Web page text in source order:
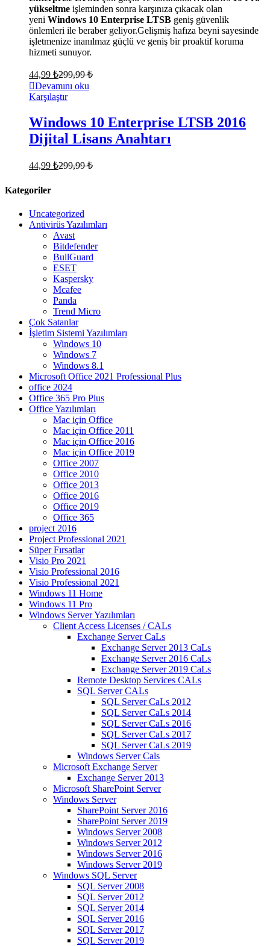
yükseltme işleminden sonra karşınıza çıkacak olan
yeni Windows 10 Enterprise LTSB geniş güvenlik
önlemleri ile beraber geliyor.Gelişmiş hafıza beyni sayesinde
işletmenize inanılmaz güçlü ve geniş bir proaktif koruma
hizmeti sunuyor.
44,99 ₺299,99₺
Devamını oku
Karşılaştır
Windows 10 Enterprise LTSB 2016
Dijital Lisans Anahtarı
44,99 ₺299,99₺
Kategoriler
Uncategorized
Antivirüs Yazılımları
Avast
Bitdefender
BullGuard
ESET
Kaspersky
Mcafee
Panda
Trend Micro
Çok Satanlar
İşletim Sistemi Yazılımları
Windows 10
Windows 7
Windows 8.1
Microsoft Office 2021 Professional Plus
office 2024
Office 365 Pro Plus
Office Yazılımları
Mac için Office
Mac için Office 2011
Mac için Office 2016
Mac için Office 2019
Office 2007
Office 2010
Office 2013
Office 2016
Office 2019
Office 365
project 2016
Project Professional 2021
Süper Fırsatlar
Visio Pro 2021
Visio Professional 2016
Visio Professional 2021
Windows 11 Home
Windows 11 Pro
Windows Server Yazılımları
Client Access Licenses / CALs
Exchange Server CaLs
Exchange Server 2013 CaLs
Exchange Server 2016 CaLs
Exchange Server 2019 CaLs
Remote Desktop Services CALs
SQL Server CALs
SQL Server CaLs 2012
SQL Server CaLs 2014
SQL Server CaLs 2016
SQL Server CaLs 2017
SQL Server CaLs 2019
Windows Server Cals
Microsoft Exchange Server
Exchange Server 2013
Microsoft SharePoint Server
Windows Server
SharePoint Server 2016
SharePoint Server 2019
Windows Server 2008
Windows Server 2012
Windows Server 2016
Windows Server 2019
Windows SQL Server
SQL Server 2008
SQL Server 2012
SQL Server 2014
SQL Server 2016
SQL Server 2017
SQL Server 2019